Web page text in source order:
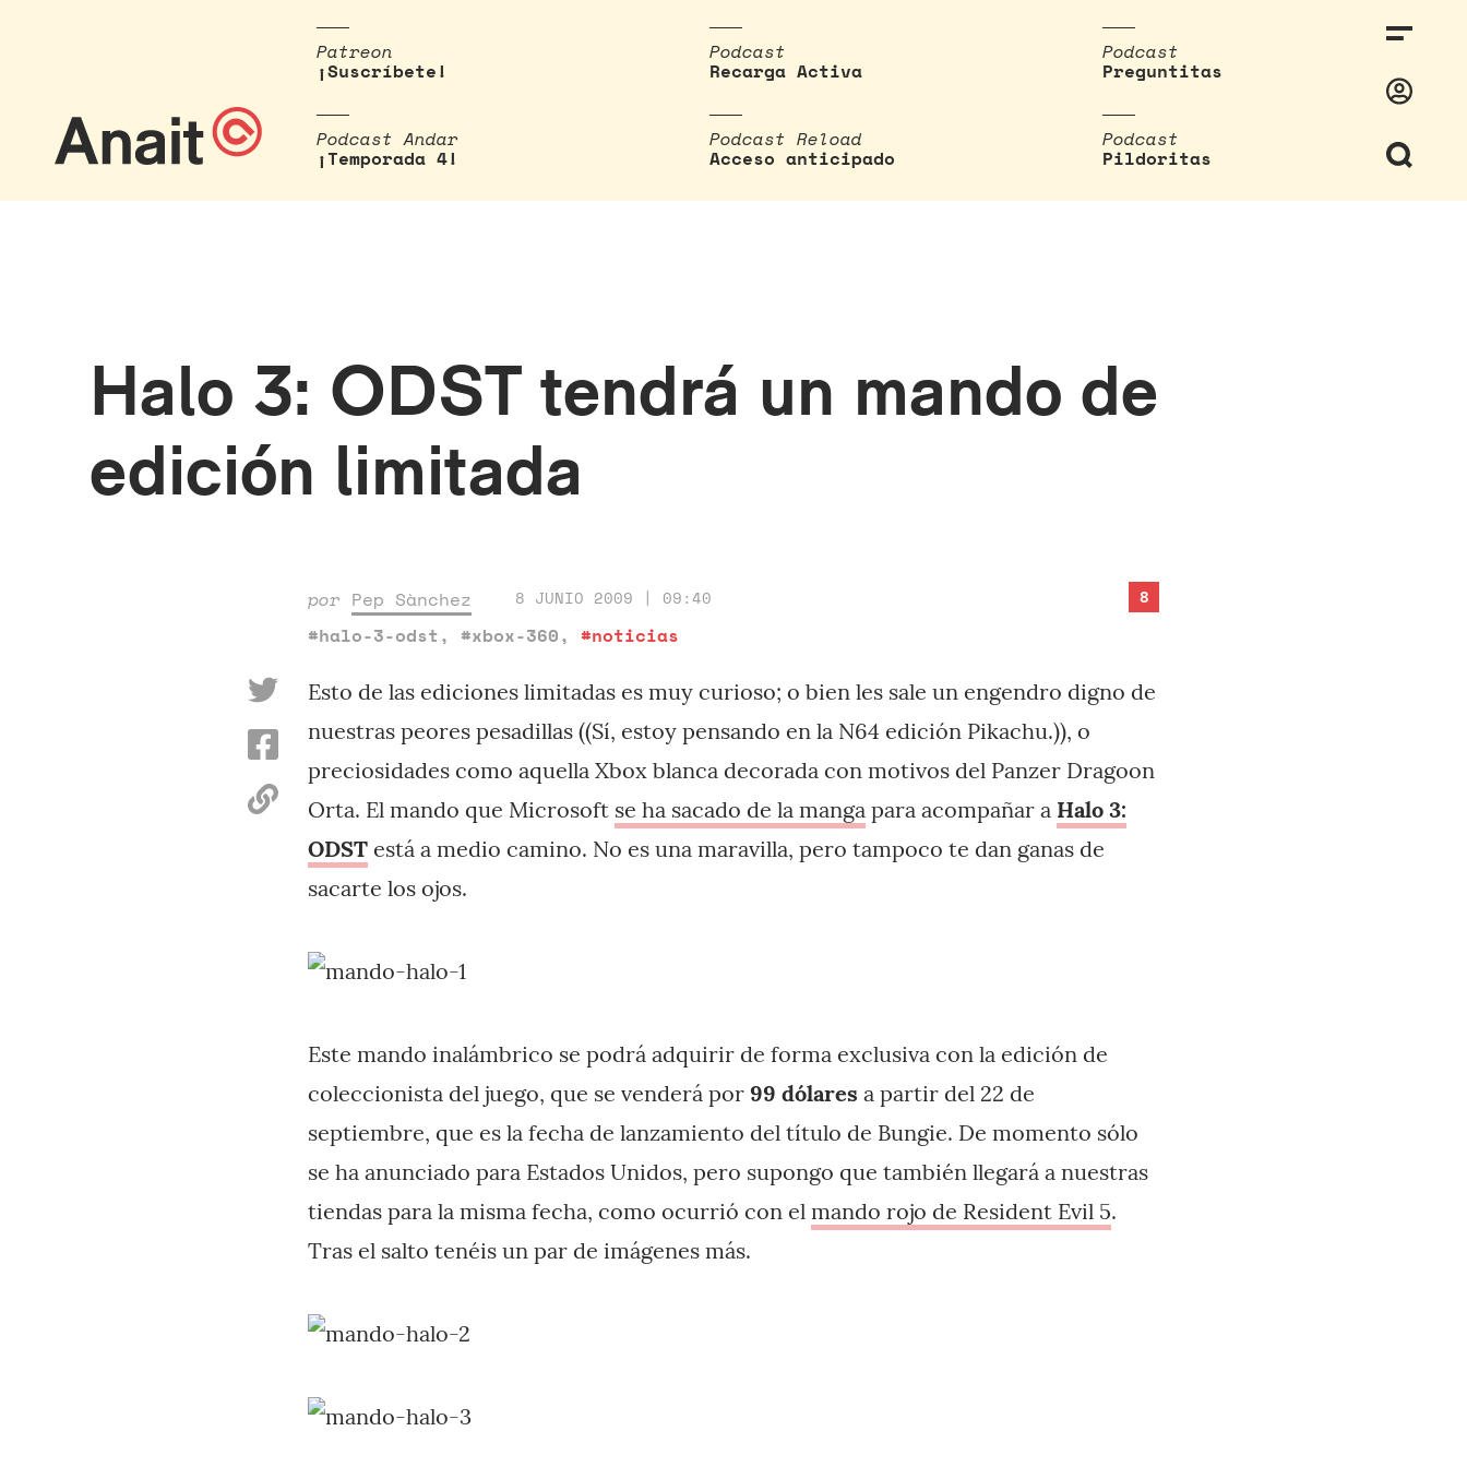
Patreon
¡Suscríbete!
Podcast
Recarga Activa
Podcast
Preguntitas
Podcast Andar
¡Temporada 4!
Podcast Reload
Acceso anticipado
Podcast
Pildoritas
Halo 3: ODST tendrá un mando de
edición limitada
por Pep Sànchez 8 JUNIO 2009 | 09:40
#halo-3-odst, #xbox-360, #noticias
8
Esto de las ediciones limitadas es muy curioso; o bien les sale un engendro digno de
nuestras peores pesadillas ((Sí, estoy pensando en la N64 edición Pikachu.)), o
preciosidades como aquella Xbox blanca decorada con motivos del Panzer Dragoon
Orta. El mando que Microsoft se ha sacado de la manga para acompañar a Halo 3:
ODST está a medio camino. No es una maravilla, pero tampoco te dan ganas de
sacarte los ojos.
Este mando inalámbrico se podrá adquirir de forma exclusiva con la edición de
coleccionista del juego, que se venderá por 99 dólares a partir del 22 de
septiembre, que es la fecha de lanzamiento del título de Bungie. De momento sólo
se ha anunciado para Estados Unidos, pero supongo que también llegará a nuestras
tiendas para la misma fecha, como ocurrió con el mando rojo de Resident Evil 5.
Tras el salto tenéis un par de imágenes más.